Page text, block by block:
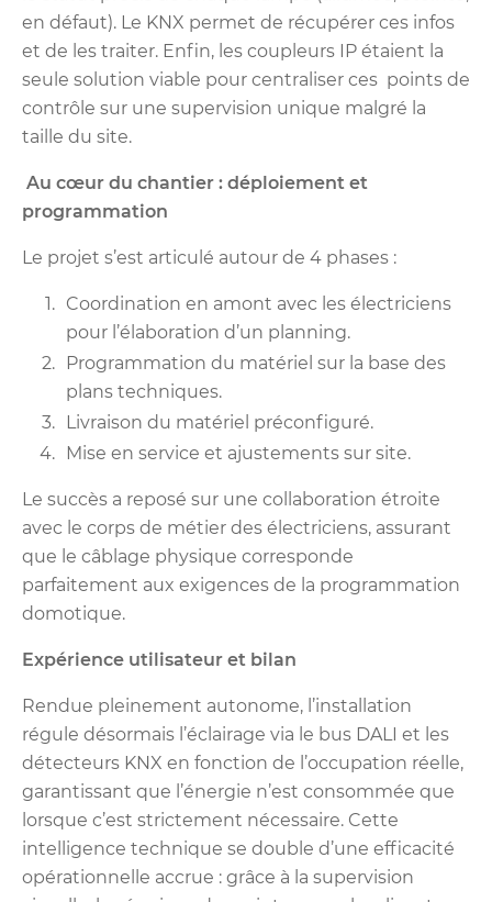
en défaut). Le KNX permet de récupérer ces infos
et de les traiter. Enfin, les coupleurs IP étaient la
seule solution viable pour centraliser ces points de
contrôle sur une supervision unique malgré la
taille du site.
Au cœur du chantier : déploiement et
programmation
Le projet s’est articulé autour de 4 phases :
Coordination en amont avec les électriciens
pour l’élaboration d’un planning.
Programmation du matériel sur la base des
plans techniques.
Livraison du matériel préconfiguré.
Mise en service et ajustements sur site.
Le succès a reposé sur une collaboration étroite
avec le corps de métier des électriciens, assurant
que le câblage physique corresponde
parfaitement aux exigences de la programmation
domotique.
Expérience utilisateur et bilan
Rendue pleinement autonome, l’installation
régule désormais l’éclairage via le bus DALI et les
détecteurs KNX en fonction de l’occupation réelle,
garantissant que l’énergie n’est consommée que
lorsque c’est strictement nécessaire. Cette
intelligence technique se double d’une efficacité
opérationnelle accrue : grâce à la supervision